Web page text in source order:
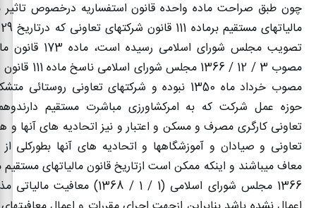
تصویب مجلس شورای
مصوب 3 / 12 / 1366
مصوب خرداد ماه 1350 نبوده و شرکتهای تعاونی
حوزه عمل شرکت که به امرکشاورزی مباشرت مستقیم
تعاونی کارگری مصرف و مسکن و اعتبار و نیز اتحادیه های آنها و
تعاونی و صیادان و آموزشگاهها و اتحادیه های آنها بطورکلی
1366 مجلس شورای اسلامی (1 / 1 / 1368)